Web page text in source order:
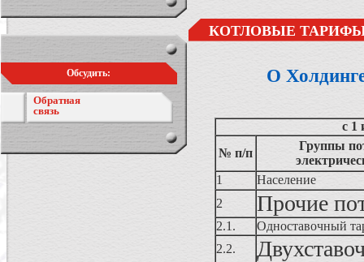
Обсудить:
Обратная
связь
КОТЛОВЫЕ
О
с 1
№ п/п
Группы
1
Население
2
Прочие
2.1.
Одноставочный
2.2.